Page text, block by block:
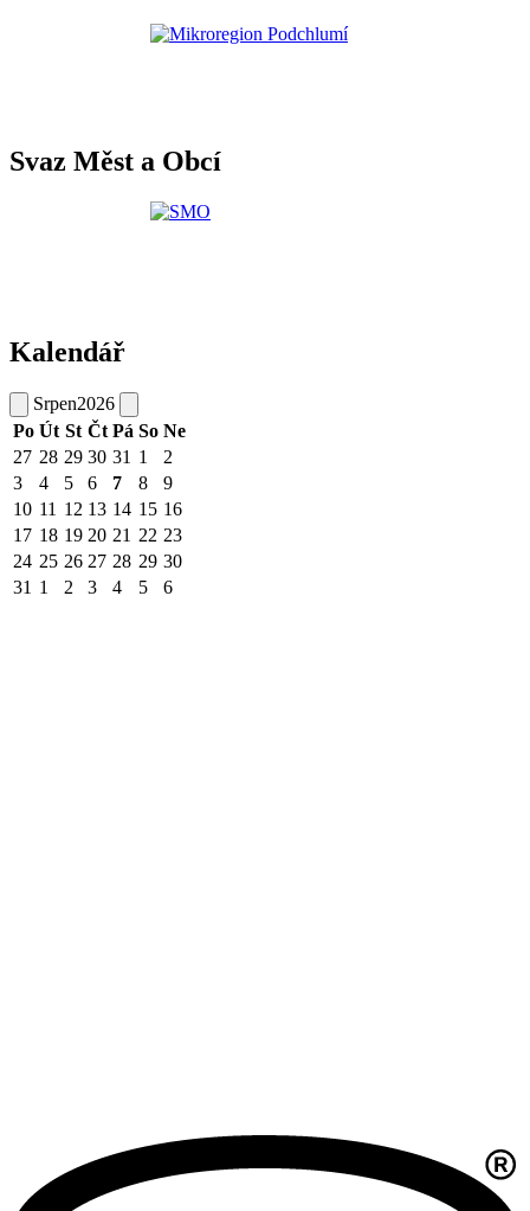
Svaz Měst a Obcí
Kalendář
Srpen2026
Po Út St Čt Pá So Ne
27 28 29 30 31 1
2
3
4 5 6 7 8
9
10 11 12 13 14 15 16
17 18 19 20 21 22 23
24 25 26 27 28 29 30
31 1 2 3 4 5 6